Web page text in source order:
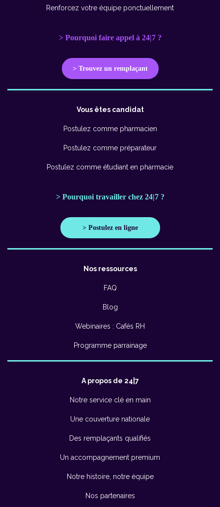
Renforcez votre équipe ponctuellement
> Pourquoi faire appel à 24|7 ?
> Trouvez un remplaçant
Vous êtes candidat
Postulez comme pharmacien
Postulez comme préparateur
Postulez comme étudiant en pharmacie
> Pourquoi travailler chez 24|7 ?
> Postulez en ligne
Nos ressources
FAQ
Blog
Webinaires : Cafés RH
Programme parrainage
A propos de 24|7
Notre service clé en main
Une couverture nationale
Des remplaçants qualifiés
Un accompagnement premium
Notre histoire, notre équipe
Nos partenaires